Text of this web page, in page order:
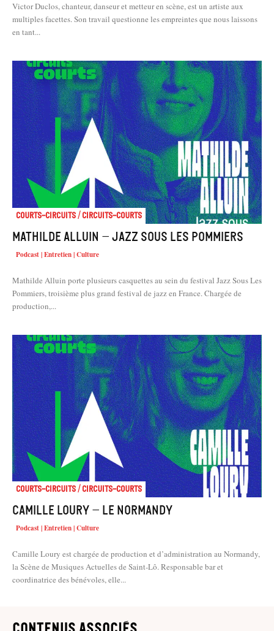
Victor Duclos, chanteur, danseur et metteur en scène, est un artiste aux
multiples facettes. Son travail questionne les empreintes que nous laissons
en tant...
Courts-Circuits / Circuits-Courts
Mathilde Alluin – Jazz sous les Pommiers
Podcast | Entretien | Culture
Mathilde Alluin porte plusieurs casquettes au sein du festival Jazz Sous Les
Pommiers, troisième plus grand festival de jazz en France. Chargée de
production,...
Courts-Circuits / Circuits-Courts
Camille Loury – Le Normandy
Podcast | Entretien | Culture
Camille Loury est chargée de production et d’administration au Normandy,
la Scène de Musiques Actuelles de Saint-Lô. Responsable bar et
coordinatrice des bénévoles, elle...